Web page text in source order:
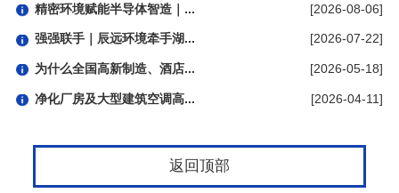
精密环境赋能半导体智造｜... [2026-08-06]
强强联手｜辰远环境牵手湖... [2026-07-22]
为什么全国高新制造、酒店... [2026-05-18]
净化厂房及大型建筑空调高... [2026-04-11]
返回顶部